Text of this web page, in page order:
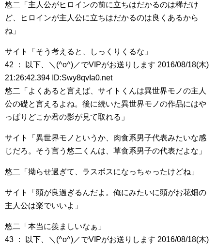
悠二「主人公がヒロインの前に立ちはだかるのは稀だけ
ど、ヒロインが主人公に立ちはだかるのは良くあるから
ね」
サイト「そう考えると、しっくりくるな」
42 ： 以下、＼(^o^)／でVIPがお送りします 2016/08/18(木)
21:26:42.394 ID:Swy8qvIa0.net
悠二「よくあると言えば、サイトくんは異世界モノの主人
公の礎と言えるよね。後に続いた異世界モノの作品にはや
っぱりどこか君の影が見て取れる」
サイト「異世界モノというか、肉食系男子代表みたいな感
じだろ。そう言う悠二くんは、草食系男子の代表だよな」
悠二「拗らせ過ぎて、ラスボスになっちゃったけどね」
サイト「頭が良過ぎるんだよ。俺にみたいに頭がお花畑の
主人公は楽でいいよ」
悠二「本当に羨ましいなぁ」
43 ： 以下、＼(^o^)／でVIPがお送りします 2016/08/18(木)